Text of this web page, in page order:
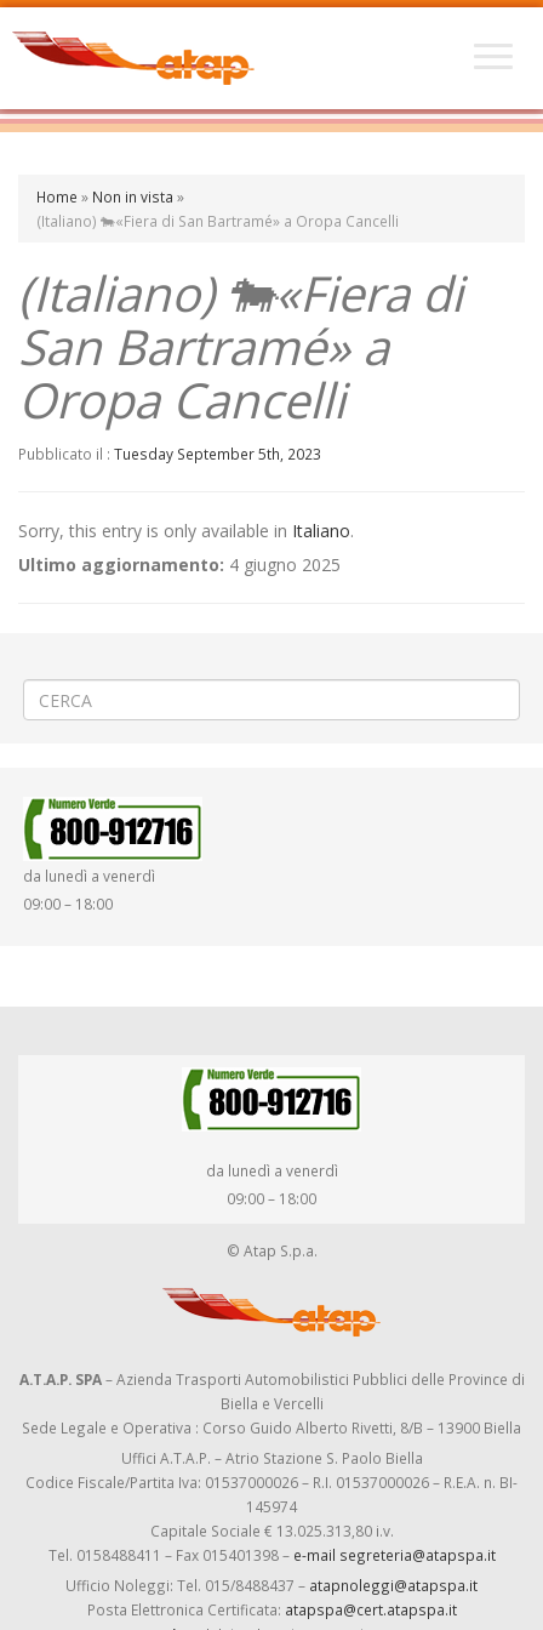
Home » Non in vista »
(Italiano) 🐄«Fiera di San Bartramé» a Oropa Cancelli
(Italiano) 🐄«Fiera di
San Bartramé» a
Oropa Cancelli
Pubblicato il : Tuesday September 5th, 2023
Sorry, this entry is only available in Italiano.
Ultimo aggiornamento: 4 giugno 2025
da lunedì a venerdì
09:00 – 18:00
da lunedì a venerdì
09:00 – 18:00
© Atap S.p.a.
A.T.A.P. SPA– Azienda Trasporti Automobilistici Pubblici delle Province di
Biella e Vercelli
Sede Legale e Operativa : Corso Guido Alberto Rivetti, 8/B – 13900 Biella
Uffici A.T.A.P. – Atrio Stazione S. Paolo Biella
Codice Fiscale/Partita Iva: 01537000026 – R.I. 01537000026 – R.E.A. n. BI-
145974
Capitale Sociale € 13.025.313,80 i.v.
Tel. 0158488411 – Fax 015401398 – e-mail segreteria@atapspa.it
Ufficio Noleggi: Tel. 015/8488437 – atapnoleggi@atapspa.it
Posta Elettronica Certificata: atapspa@cert.atapspa.it